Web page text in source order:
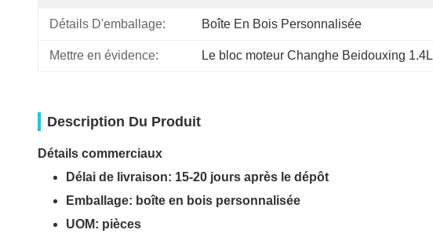
Détails D'emballage: Boîte En Bois Personnalisée
Mettre en évidence: Le bloc moteur Changhe Beidouxing 1.4L
Description Du Produit
Détails commerciaux
Délai de livraison: 15-20 jours après le dépôt
Emballage: boîte en bois personnalisée
UOM: pièces